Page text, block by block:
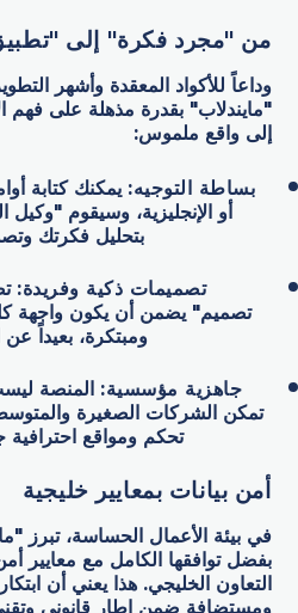
من "مجرد فكرة" إلى
وداعاً للأكواد المعقدة وأشهر
"مايندلاب" بقدرة مذهلة على فهم
إلى واقع ملموس:
بساطة التوجيه: يمكنك كتابة
أو الإنجليزية، وسيقوم "وكيل
بتحليل فكرتك
تصميمات ذكية وفريدة:
تصميم" يضمن أن يكون واجهة
ومبتكرة، بعيداً عن
جاهزية مؤسسية: المنصة
تمكن الشركات الصغيرة
تحكم ومواقع احترافية
أمن بيانات بمعايير خليجية
في بيئة الأعمال الحساسة، تبرز
بفضل توافقها الكامل مع معايير
التعاون الخليجي. هذا يعني أن
ومستضافة ضمن إطار قانوني